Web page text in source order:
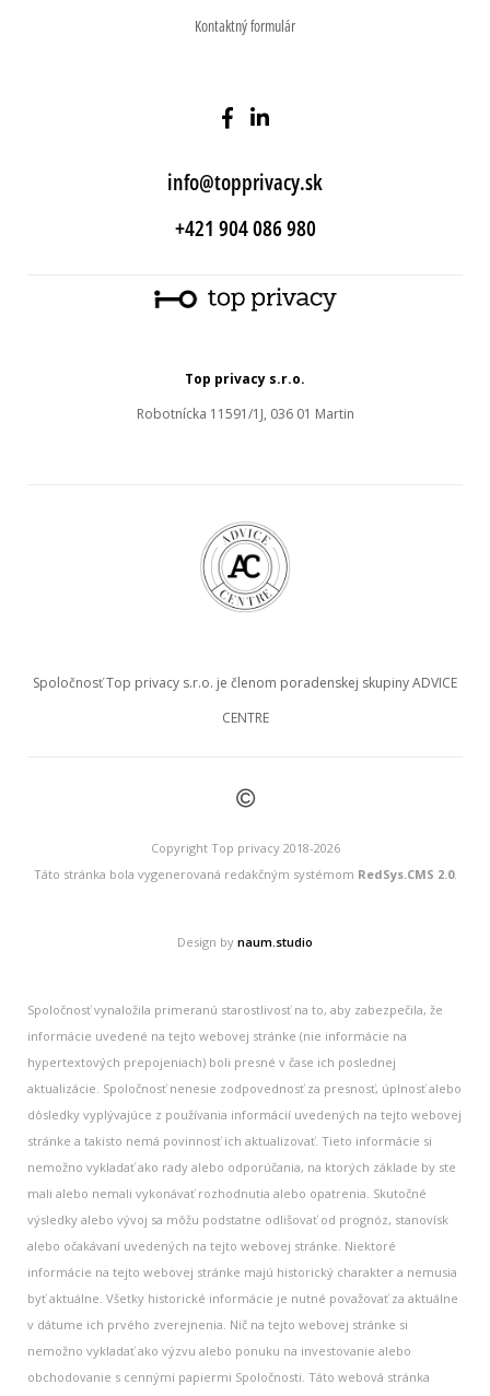
Kontaktný formulár
info@topprivacy.sk
+421 904 086 980
Top privacy s.r.o.
Robotnícka 11591/1J, 036 01 Martin
Spoločnosť Top privacy s.r.o. je členom poradenskej skupiny ADVICE
CENTRE
©
Copyright Top privacy 2018-2026
Táto stránka bola vygenerovaná redakčným systémom RedSys.CMS 2.0.
Design by naum.studio
Spoločnosť vynaložila primeranú starostlivosť na to, aby zabezpečila, že
informácie uvedené na tejto webovej stránke (nie informácie na
hypertextových prepojeniach) boli presné v čase ich poslednej
aktualizácie. Spoločnosť nenesie zodpovednosť za presnosť, úplnosť alebo
dôsledky vyplývajúce z používania informácií uvedených na tejto webovej
stránke a takisto nemá povinnosť ich aktualizovať. Tieto informácie si
nemožno vykladať ako rady alebo odporúčania, na ktorých základe by ste
mali alebo nemali vykonávať rozhodnutia alebo opatrenia. Skutočné
výsledky alebo vývoj sa môžu podstatne odlišovať od prognóz, stanovísk
alebo očakávaní uvedených na tejto webovej stránke. Niektoré
informácie na tejto webovej stránke majú historický charakter a nemusia
byť aktuálne. Všetky historické informácie je nutné považovať za aktuálne
v dátume ich prvého zverejnenia. Nič na tejto webovej stránke si
nemožno vykladať ako výzvu alebo ponuku na investovanie alebo
obchodovanie s cennými papiermi Spoločnosti. Táto webová stránka